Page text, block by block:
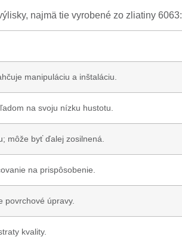
najmä tie vyrobené zo zliatiny 6063:
manipuláciu a inštaláciu.
na svoju nízku hustotu.
môže byť ďalej zosilnená.
na prispôsobenie.
povrchové úpravy.
kvality.